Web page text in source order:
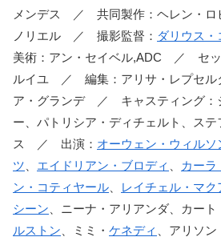
メンデス ／ 共同製作：ヘレン・ロ
ノリエル ／ 撮影監督： ダリウス・
美術：アン・セイベル,ADC ／ セッ
ルイユ ／ 編集：アリサ・レプセ
ア・グランデ ／ キャスティング：
ー、パトリシア・ディチェルト、ステ
ス ／ 出演： オーウェン・ウィルソ
ツ
エイドリアン・ブロディ カーラ
ン・コティヤール
レイチェル・マク
シーン 、ニーナ・アリアンダ、カート
ルストン 、ミミ・ ケネディ 、アリソン